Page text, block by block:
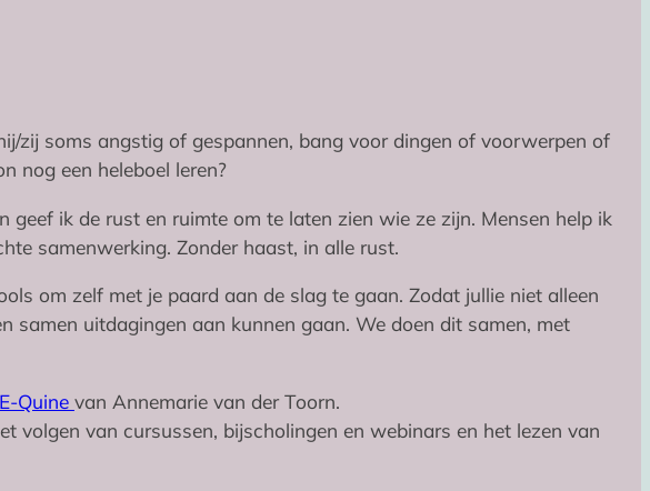
zij soms angstig of gespannen, bang voor dingen of voorwerpen of
nog een heleboel leren?
ik de rust en ruimte om te laten zien wie ze zijn. Mensen help ik
samenwerking. Zonder haast, in alle rust.
om zelf met je paard aan de slag te gaan. Zodat jullie niet alleen
samen uitdagingen aan kunnen gaan. We doen dit samen, met
E-Quine van Annemarie van der Toorn.
volgen van cursussen, bijscholingen en webinars en het lezen van